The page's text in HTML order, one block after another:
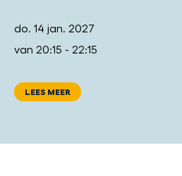
do. 14 jan. 2027
van 20:15 - 22:15
LEES MEER